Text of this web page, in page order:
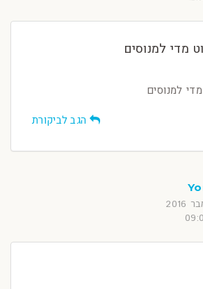
מדי למנוסים
למנוסים
הגב לביקורת